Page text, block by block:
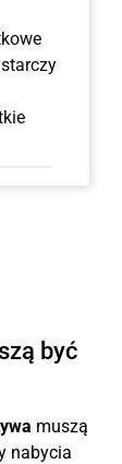
być
muszą
nabycia